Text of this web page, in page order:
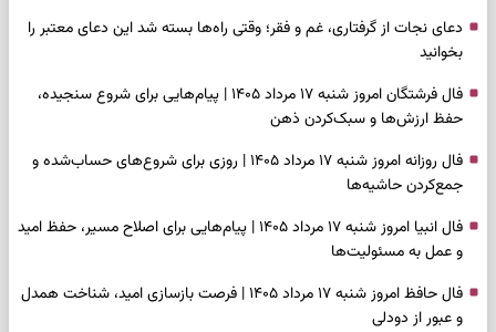
دعای نجات از گرفتاری، غم و فقر؛ وقتی راه‌ها بسته شد این دعای معتبر را
بخوانید
فال فرشتگان امروز شنبه ۱۷ مرداد ۱۴۰۵ | پیام‌هایی برای شروع سنجیده،
حفظ ارزش‌ها و سبک‌کردن ذهن
فال روزانه امروز شنبه ۱۷ مرداد ۱۴۰۵ | روزی برای شروع‌های حساب‌شده و
جمع‌کردن حاشیه‌ها
فال انبیا امروز شنبه ۱۷ مرداد ۱۴۰۵ | پیام‌هایی برای اصلاح مسیر، حفظ امید
و عمل به مسئولیت‌ها
فال حافظ امروز شنبه ۱۷ مرداد ۱۴۰۵ | فرصت بازسازی امید، شناخت همدل
و عبور از دودلی